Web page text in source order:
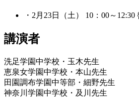
・2月23日（土） 10：00～
講演者
洗足学園中学校・玉木先生
恵泉女学園中学校・本山先生
田園調布学園中等部・細野先生
神奈川学園中学校・及川先生